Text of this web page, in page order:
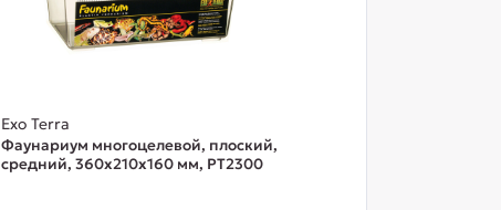
Exo Terra
Фаунариум многоцелевой, плоский,
средний, 360х210х160 мм, PT2300